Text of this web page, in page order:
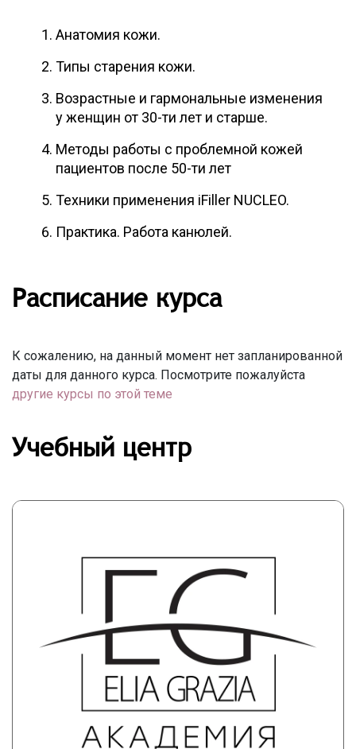
Анатомия кожи.
Типы старения кожи.
Возрастные и гармональные изменения
у женщин от 30-ти лет и старше.
Методы работы с проблемной кожей
пациентов после 50-ти лет
Техники применения iFiller NUCLEO.
Практика. Работа канюлей.
Расписание курса
К сожалению, на данный момент нет запланированной
даты для данного курса. Посмотрите пожалуйста
другие курсы по этой теме
Учебный центр